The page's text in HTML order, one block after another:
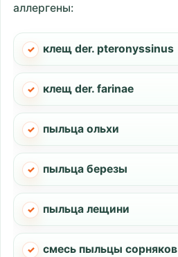
аллергены:
клещ der. pteronyssinus
клещ der. farinаe
пыльца ольхи
пыльца березы
пыльца лещини
смесь пыльцы сорняков